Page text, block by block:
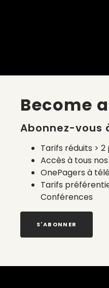
Become
Abonnez-vous
Tarifs réduits >
Accès à tous
OnePagers à
Tarifs
Conférences
S'ABONNER